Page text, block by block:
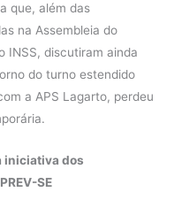
que, além das
na Assembleia do
INSS, discutiram ainda
do turno estendido
a APS Lagarto, perdeu
iniciativa dos
SE